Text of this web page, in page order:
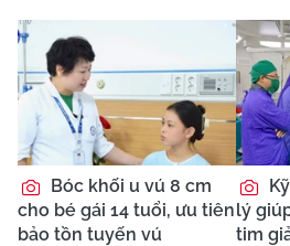
Bóc khối u vú 8 cm
cho bé gái 14 tuổi, ưu tiên
bảo tồn tuyến vú
lý
tim